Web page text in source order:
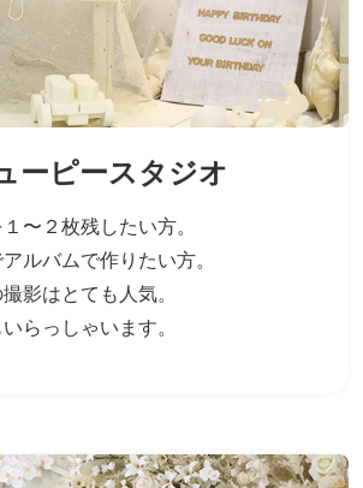
ーピースタジオ
〜２枚残したい方。
ルバムで作りたい方。
影はとても人気。
らっしゃいます。